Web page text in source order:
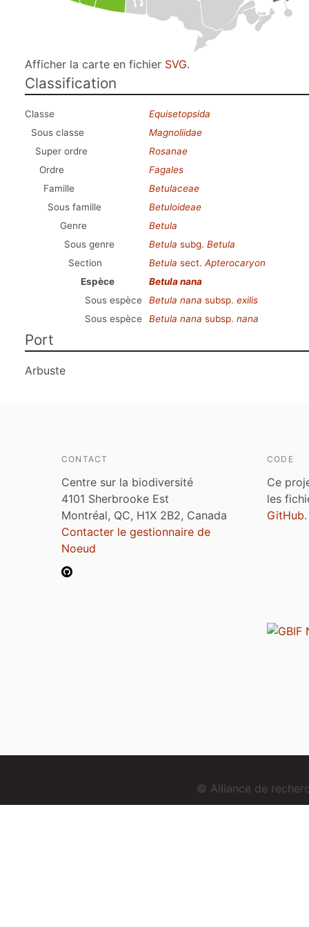
Afficher la carte en fichier SVG.
Classification
Classe
Equisetopsida
Sous classe
Magnoliidae
Super ordre
Rosanae
Ordre
Fagales
Famille
Betulaceae
Sous famille
Betuloideae
Genre
Betula
Sous genre
Betula subg. Betula
Section
Betula sect. Apterocaryon
Espèce
Betula nana
Sous espèce
Betula nana subsp. exilis
Sous espèce
Betula nana subsp. nana
Port
Arbuste
CONTACT
Centre sur la biodiversité
4101 Sherbrooke Est
Montréal, QC, H1X 2B2, Canada
Contacter le gestionnaire de
Noeud
CODE
Ce
les
GitHub.
© Alliance de